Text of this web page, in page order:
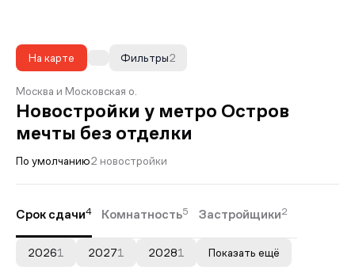
На карте 2
Фильтры
Москва и Московская о.
Новостройки у метро Остров
мечты без отделки
По умолчанию2 новостройки
Срок сдачи4 Комнатность5 Застройщики2
20261 20271 20281 Показать ещё